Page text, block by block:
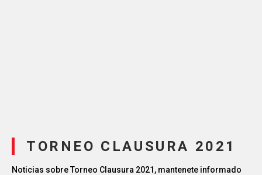
TORNEO CLAUSURA 2021
Noticias sobre Torneo Clausura 2021, mantenete informado